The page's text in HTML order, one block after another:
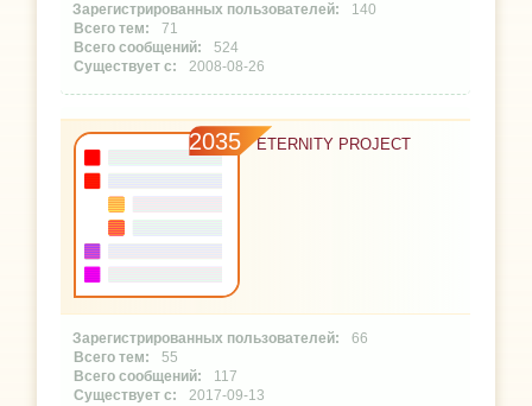
140
71
524
2008-08-26
2035 ETERNITY PROJECT
66
55
117
2017-09-13